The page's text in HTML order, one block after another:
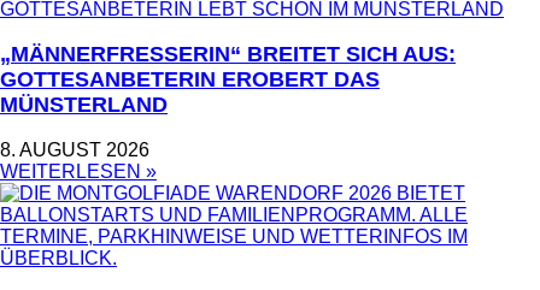
„MÄNNERFRESSERIN“ BREITET SICH AUS:
GOTTESANBETERIN EROBERT DAS
MÜNSTERLAND
8. AUGUST 2026
WEITERLESEN »